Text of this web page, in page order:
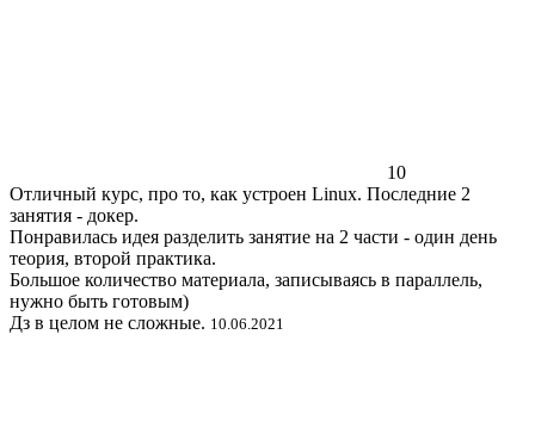
10
Отличный курс, про то, как устроен Linux. Последние 2
занятия - докер.
Понравилась идея разделить занятие на 2 части - один день
теория, второй практика.
Большое количество материала, записываясь в параллель,
нужно быть готовым)
Дз в целом не сложные. 10.06.2021